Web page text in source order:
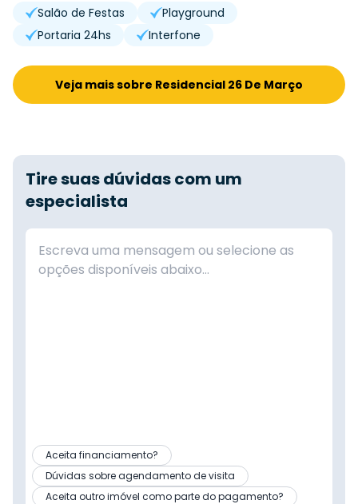
Salão de Festas
Playground
Portaria 24hs
Interfone
Veja mais sobre Residencial 26 De Março
Tire suas dúvidas com um
especialista
Aceita financiamento?
Dúvidas sobre agendamento de visita
Aceita outro imóvel como parte do pagamento?